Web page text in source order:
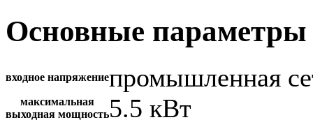
Основные параметры
входное напряжениепромышленная
максимальная
выходная мощность5.5 кВт